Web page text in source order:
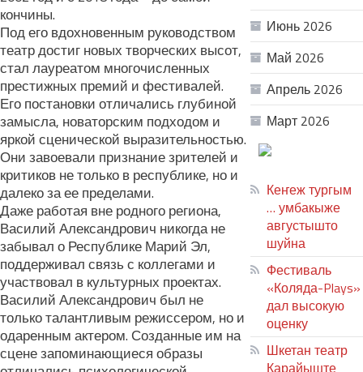
кончины.
Под его вдохновенным руководством
театр достиг новых творческих высот,
стал лауреатом многочисленных
престижных премий и фестивалей.
Его постановки отличались глубиной
замысла, новаторским подходом и
яркой сценической выразительностью.
Они завоевали признание зрителей и
критиков не только в республике, но и
далеко за ее пределами.
Даже работая вне родного региона,
Василий Александрович никогда не
забывал о Республике Марий Эл,
поддерживал связь с коллегами и
участвовал в культурных проектах.
Василий Александрович был не
только талантливым режиссером, но и
одаренным актером. Созданные им на
сцене запоминающиеся образы
Июнь 2026
Май 2026
Апрель 2026
Март 2026
Кеҥеж тургым
… умбакыже
августышто
шуйна
Фестиваль
«Коляда-Plays»
дал высокую
оценку
Шкетан театр
Карайыште